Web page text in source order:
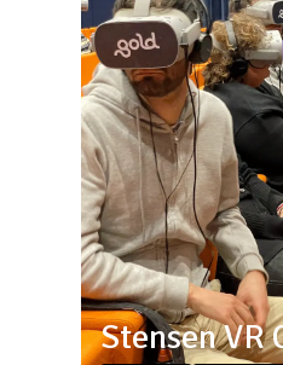
Stensen VR